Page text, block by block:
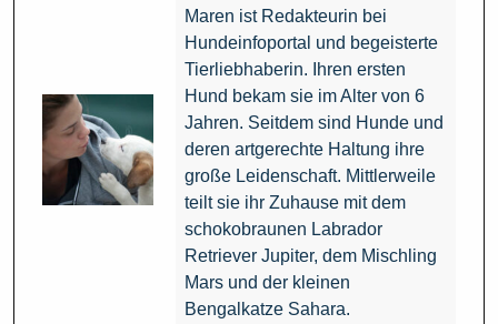
Maren ist Redakteurin bei
Hundeinfoportal und begeisterte
Tierliebhaberin. Ihren ersten
Hund bekam sie im Alter von 6
Jahren. Seitdem sind Hunde und
deren artgerechte Haltung ihre
große Leidenschaft. Mittlerweile
teilt sie ihr Zuhause mit dem
schokobraunen Labrador
Retriever Jupiter, dem Mischling
Mars und der kleinen
Bengalkatze Sahara.